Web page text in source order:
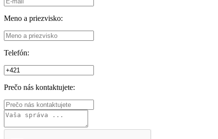
Meno a priezvisko:
Telefón:
Prečo nás kontaktujete: